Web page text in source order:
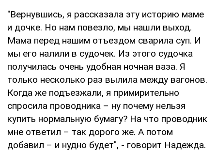
"Вернувшись, я рассказала эту историю маме
и дочке. Но нам повезло, мы нашли выход.
Мама перед нашим отъездом сварила суп. И
мы его налили в судочек. Из этого судочка
получилась очень удобная ночная ваза. Я
только несколько раз вылила между вагонов.
Когда же подъезжали, я примирительно
спросила проводника – ну почему нельзя
купить нормальную бумагу? На что проводник
мне ответил – так дорого же. А потом
добавил – и нудно будет", - говорит Надежда.